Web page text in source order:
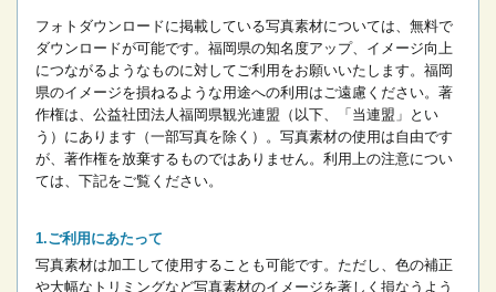
フォトダウンロードに掲載している写真素材については、無料で
ダウンロードが可能です。 福岡県の知名度アップ、イメージ向上
につながるようなものに対してご利用をお願いいたします。 福岡
県のイメージを損ねるような用途への利用はご遠慮ください。 著
作権は、公益社団法人福岡県観光連盟（以下、「当連盟」とい
う）にあります（一部写真を除く）。写真素材の使用は自由です
が、著作権を放棄するものではありません。 利用上の注意につい
ては、下記をご覧ください。
ご利用にあたって
写真素材は加工して使用することも可能です。ただし、色の補正
や大幅なトリミングなど写真素材のイメージを著しく損なうよう